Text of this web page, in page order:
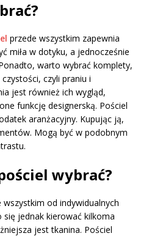
przede wszystkim zapewnia
miła w dotyku, a jednocześnie
warto wybrać komplety,
czyli praniu i
jest również ich wygląd,
funkcję designerską. Pościel
aranżacyjny. Kupując ją,
Mogą być w podobnym
wybrać?
od indywidualnych
jednak kierować kilkoma
jest tkanina. Pościel